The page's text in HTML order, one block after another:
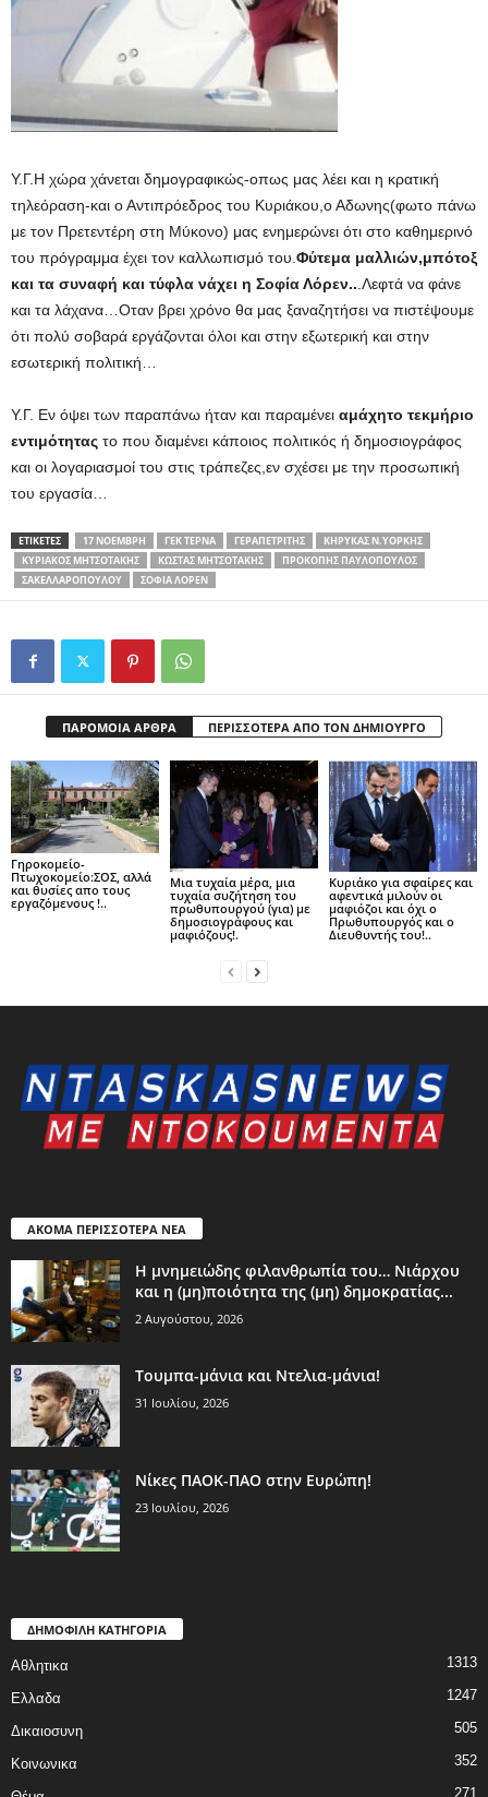
Υ.Γ.Η χώρα χάνεται δημογραφικώς-οπως μας λέει και η κρατική
τηλεόραση-και ο Αντιπρόεδρος του Κυριάκου,ο Αδωνης(φωτο πάνω
με τον Πρετεντέρη στη Μύκονο) μας ενημερώνει ότι στο καθημερινό
του πρόγραμμα έχει τον καλλωπισμό του.Φύτεμα μαλλιών,μπότοξ
και τα συναφή και τύφλα νάχει η Σοφία Λόρεν...Λεφτά να φάνε
και τα λάχανα…Οταν βρει χρόνο θα μας ξαναζητήσει να πιστέψουμε
ότι πολύ σοβαρά εργάζονται όλοι και στην εξωτερική και στην
εσωτερική πολιτική…
Y.Γ. Εν όψει των παραπάνω ήταν και παραμένει αμάχητο τεκμήριο
εντιμότητας το που διαμένει κάποιος πολιτικός ή δημοσιογράφος
και οι λογαριασμοί του στις τράπεζες,εν σχέσει με την προσωπική
του εργασία…
ΕΤΙΚΕΤΕΣ 17 ΝΟΈΜΒΡΗ ΓΕΚ ΤΕΡΝΑ ΓΕΡΑΠΕΤΡΙΤΗΣ
ΚΗΡΥΚΑΣ Ν.ΥΟΡΚΗΣ
ΚΥΡΙΑΚΟΣ ΜΗΤΣΟΤΑΚΗΣ
ΚΏΣΤΑΣ ΜΗΤΣΟΤΆΚΗΣ
ΠΡΟΚΟΠΗΣ ΠΑΥΛΟΠΟΥΛΟΣ
ΣΑΚΕΛΛΑΡΟΠΟΥΛΟΥ
ΣΟΦΊΑ ΛΌΡΕΝ
ΠΑΡΟΜΟΙΑ ΑΡΘΡΑ ΠΕΡΙΣΣΟΤΕΡΑ ΑΠΟ ΤΟΝ ΔΗΜΙΟΥΡΓΟ
Γηροκομείο-
Πτωχοκομείο:ΣΟΣ, αλλά
και θυσίες απο τους
εργαζόμενους !..
Μια τυχαία μέρα, μια
τυχαία συζήτηση του
πρωθυπουργού (για) με
δημοσιογράφους και
μαφιόζους!.
Kυριάκο για σφαίρες και
αφεντικά μιλούν οι
μαφιόζοι και όχι o
Πρωθυπουργός και o
Διευθυντής του!..
ΑΚΟΜΑ ΠΕΡΙΣΣΟΤΕΡΑ ΝΕΑ
Η μνημειώδης φιλανθρωπία του… Νιάρχου
και η (μη)ποιότητα της (μη) δημοκρατίας...
2 Αυγούστου, 2026
Τουμπα-μάνια και Ντελια-μάνια!
31 Ιουλίου, 2026
Νίκες ΠΑΟΚ-ΠΑΟ στην Ευρώπη!
23 Ιουλίου, 2026
ΔΗΜΟΦΙΛΗ ΚΑΤΗΓΟΡΙΑ
Αθλητικα 1313
Ελλαδα 1247
Δικαιοσυνη 505
Κοινωνικα 352
271